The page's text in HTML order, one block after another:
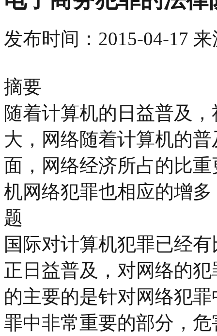
发布时间： 2015-04-17 来
摘要
随着计算机的日益普及
大，网络随着计算机的
面，网络经济所占的比
机网络犯罪也相应的增
题
国际对计算机犯罪已经
正日益普及，对网络的
的主要的是针对网络犯
罪中非常重要的部分，